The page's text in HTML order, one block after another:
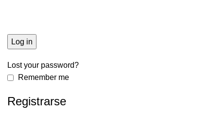
Log in
Lost your password?
Remember me
Registrarse